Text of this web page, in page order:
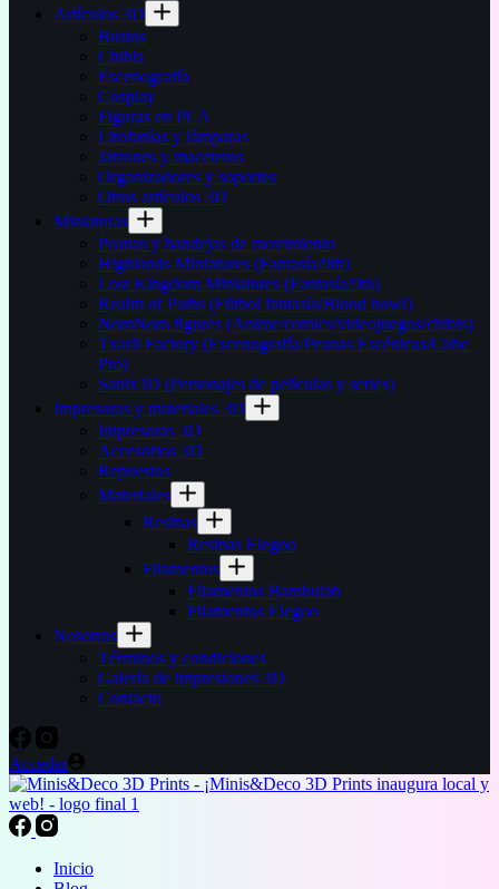
Artículos 3D
Bustos
Chibis
Escenografía
Cosplay
Figuras en PLA
Litofanías y lámparas
Jarrones y maceteros
Organizadores y soportes
Otros artículos 3D
Miniaturas
Peanas y bandejas de movimiento
Highlands Miniatures (Fantasía/9th)
Lost Kingdom Miniatures (Fantasía/9th)
Realm of Paths (Fútbol fantasía/Blood bowl)
NomNom figures (Anime/comics/videojuegos/chibis)
Txarli Factory (Escenografía/Peanas Escénicas/Cube
Pro)
Sanix3D (Personajes de películas y series)
Impresoras y materiales 3D
Impresoras 3D
Accesorios 3D
Repuestos
Materiales
Resinas
Resinas Elegoo
Filamentos
Filamentos Bambulab
Filamentos Elegoo
Nosotros
Términos y condiciones
Galería de impresiones 3D
Contacto
Acceder
Inicio